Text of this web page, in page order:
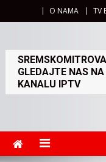
O NAMA TV
GLEDAJTE NAS
KANALU IPTV